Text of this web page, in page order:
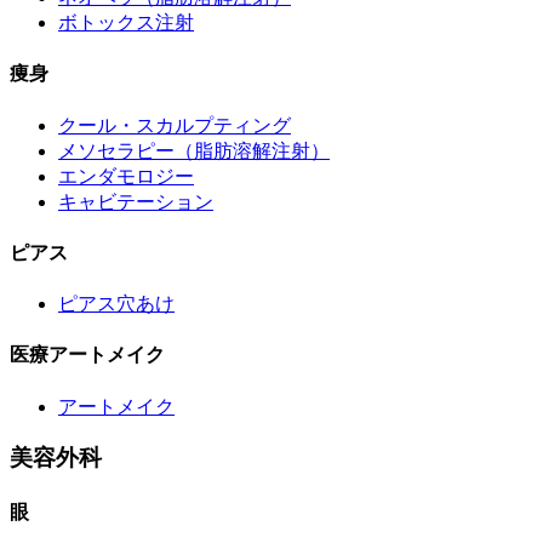
ボトックス注射
痩身
クール・スカルプティング
メソセラピー（脂肪溶解注射）
エンダモロジー
キャビテーション
ピアス
ピアス穴あけ
医療アートメイク
アートメイク
美容外科
眼